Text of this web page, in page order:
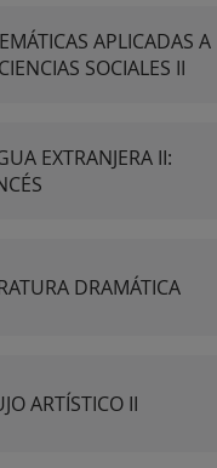
APLICADAS A
SOCIALES II
EXTRANJERA II:
DRAMÁTICA
ARTÍSTICO II